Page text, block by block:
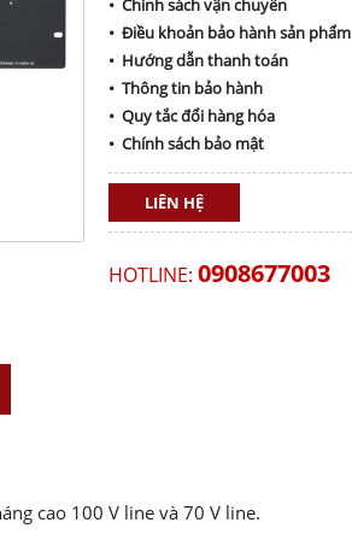
• Chính sách vận chuyển
• Điều khoản bảo hành sản phẩm
• Hướng dẫn thanh toán
• Thông tin bảo hành
• Quy tắc đổi hàng hóa
• Chính sách bảo mật
LIÊN HỆ
HOTLINE:0908677003
cao 100 V line và 70 V line.